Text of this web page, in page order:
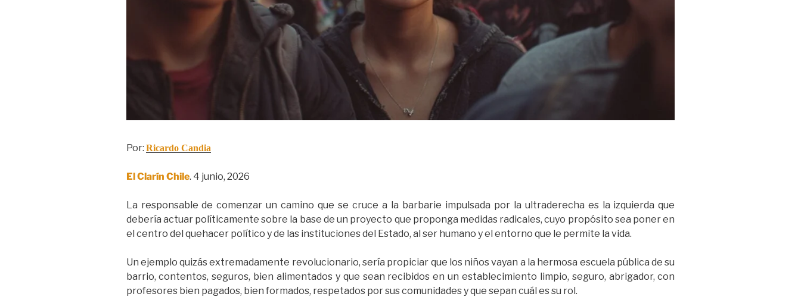
Por: Ricardo Candia
El Clarín Chile. 4 junio, 2026
La responsable de comenzar un camino que se cruce a la barbarie impulsada por la ultraderecha es la izquierda que
debería actuar políticamente sobre la base de un proyecto que proponga medidas radicales, cuyo propósito sea poner en
el centro del quehacer político y de las instituciones del Estado, al ser humano y el entorno que le permite la vida.
Un ejemplo quizás extremadamente revolucionario, sería propiciar que los niños vayan a la hermosa escuela pública de su
barrio, contentos, seguros, bien alimentados y que sean recibidos en un establecimiento limpio, seguro, abrigador, con
profesores bien pagados, bien formados, respetados por sus comunidades y que sepan cuál es su rol.